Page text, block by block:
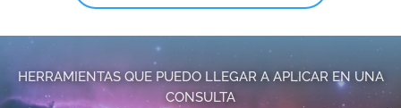
HERRAMIENTAS QUE PUEDO LLEGAR A APLICAR EN UNA
CONSULTA